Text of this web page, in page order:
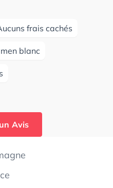
frais cachés
blanc
Avis